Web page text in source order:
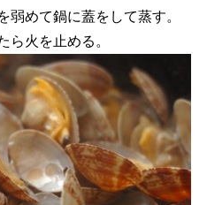
弱めて鍋に蓋をして蒸す。
ら火を止める。